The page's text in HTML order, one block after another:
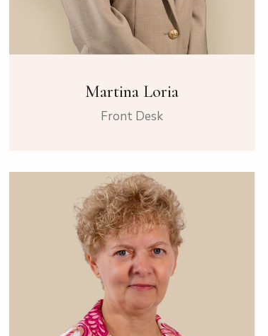
Martina Loria
Front Desk